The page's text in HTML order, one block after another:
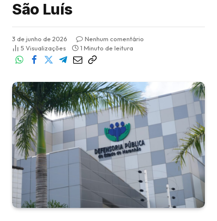
São Luís
3 de junho de 2026
Nenhum comentário
5 Visualizações 1 Minuto de leitura